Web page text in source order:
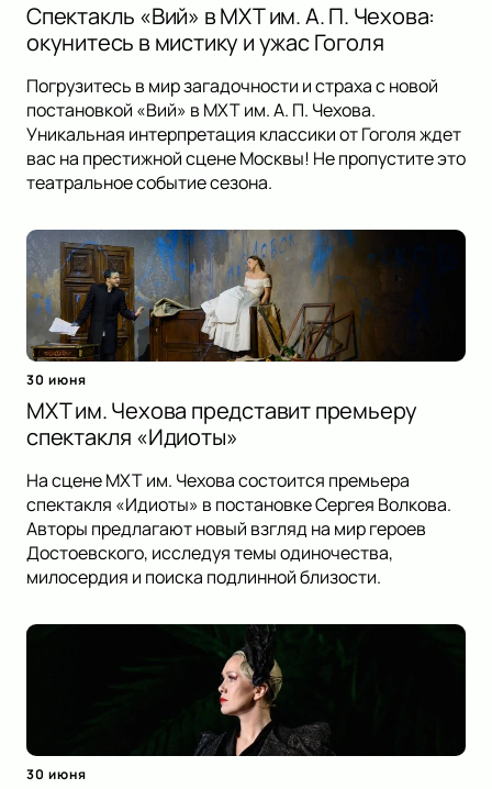
Спектакль «Вий» в МХТ им. А. П. Чехова:
окунитесь в мистику и ужас Гоголя
Погрузитесь в мир загадочности и страха с новой
постановкой «Вий» в МХТ им. А. П. Чехова.
Уникальная интерпретация классики от Гоголя ждет
вас на престижной сцене Москвы! Не пропустите это
театральное событие сезона.
30 июня
МХТ им. Чехова представит премьеру
спектакля «Идиоты»
На сцене МХТ им. Чехова состоится премьера
спектакля «Идиоты» в постановке Сергея Волкова.
Авторы предлагают новый взгляд на мир героев
Достоевского, исследуя темы одиночества,
милосердия и поиска подлинной близости.
30 июня